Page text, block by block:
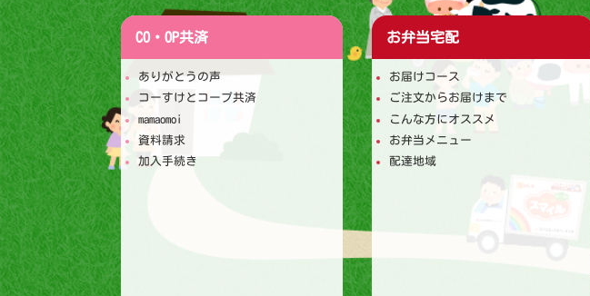
CO・OP共済
ありがとうの声
コーすけとコープ共済
mamaomoi
資料請求
加入手続き
お弁当宅配
お届けコース
ご注文からお届けまで
こんな方にオススメ
お弁当メニュー
配達地域